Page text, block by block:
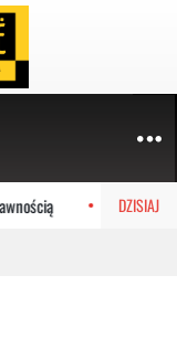
DZISIAJ
Port we